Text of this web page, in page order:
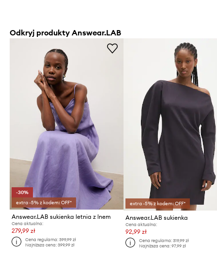
Odkryj produkty Answear.LAB
-30%
extra -5% z kodem: OFF*
Answear.LAB sukienka letnia z lnem
Cena aktualna:
279,99 zł
Cena regularna:399,99 zł
Najniższa cena:399,99 zł
extra -5% z kodem: OFF*
Answear.LAB sukienka
Cena aktualna:
92,99 zł
Cena regularna: 319,99 zł
Najniższa cena: 97,99 zł